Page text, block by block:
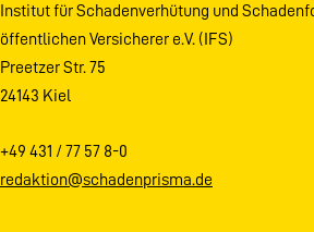
Institut für Schadenverhütung und
öffentlichen Versicherer e.V. (IFS)
Preetzer Str. 75
24143 Kiel
+49 431 / 77 57 8-0
redaktion@schadenprisma.de